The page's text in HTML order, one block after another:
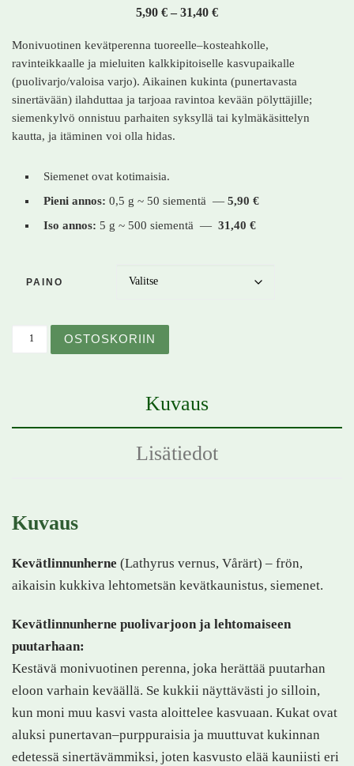
5,90 € – 31,40 €Hintaluokka: 5,90 € -
Monivuotinen kevätperenna tuoreelle–kosteahkolle,
ravinteikkaalle ja mieluiten kalkkipitoiselle kasvupaikalle
(puolivarjo/valoisa varjo). Aikainen kukinta (punertavasta
sinertävään) ilahduttaa ja tarjoaa ravintoa kevään pölyttäjille;
siemenkylvö onnistuu parhaiten syksyllä tai kylmäkäsittelyn
kautta, ja itäminen voi olla hidas.
Siemenet ovat kotimaisia.
Pieni annos: 0,5 g ~ 50 siementä — 5,90 €
Iso annos: 5 g ~ 500 siementä — 31,40 €
PAINO
OSTOSKORIIN
Kuvaus
Lisätiedot
Kuvaus
Kevätlinnunherne (Lathyrus vernus, Vårärt) – frön,
aikaisin kukkiva lehtometsän kevätkaunistus, siemenet.
Kevätlinnunherne puolivarjoon ja lehtomaiseen
puutarhaan:
Kestävä monivuotinen perenna, joka herättää puutarhan
eloon varhain keväällä. Se kukkii näyttävästi jo silloin,
kun moni muu kasvi vasta aloittelee kasvuaan. Kukat ovat
aluksi punertavan–purppuraisia ja muuttuvat kukinnan
edetessä sinertävämmiksi, joten kasvusto elää kauniisti eri